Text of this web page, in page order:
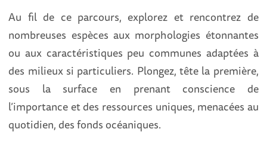
Au fil de ce parcours, explorez et rencontrez de
nombreuses espèces aux morphologies étonnantes
ou aux caractéristiques peu communes adaptées à
des milieux si particuliers. Plongez, tête la première,
sous la surface en prenant conscience de
l’importance et des ressources uniques, menacées au
quotidien, des fonds océaniques.